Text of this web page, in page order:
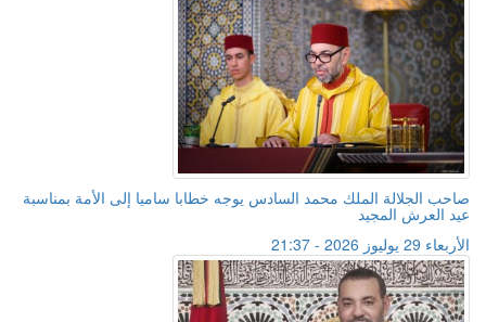
صاحب الجلالة الملك محمد السادس يوجه خطابا ساميا إلى الأمة بمناسبة
عيد العرش المجيد
الأربعاء 29 يوليوز 2026 - 21:37